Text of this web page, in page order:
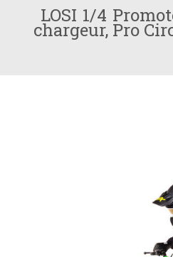
LOSI 1/4
chargeur, Pro